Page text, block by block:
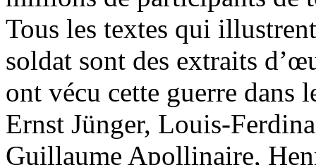
Tous les textes qui
soldat sont des extraits
ont vécu cette guerre dans
Ernst Jünger, Louis-
Guillaume Apollinaire,